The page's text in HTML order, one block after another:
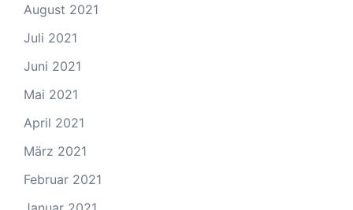
August 2021
Juli 2021
Juni 2021
Mai 2021
April 2021
März 2021
Februar 2021